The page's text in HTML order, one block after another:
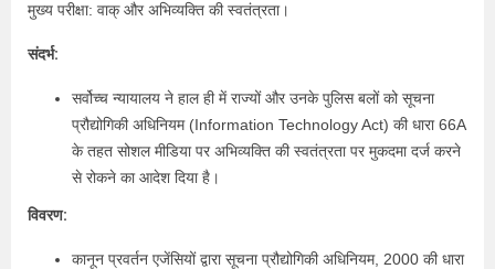
मुख्य परीक्षा: वाक् और अभिव्यक्ति की स्वतंत्रता।
संदर्भ:
सर्वोच्च न्यायालय ने हाल ही में राज्यों और उनके पुलिस बलों को सूचना
प्रौद्योगिकी अधिनियम (Information Technology Act) की धारा 66A
के तहत सोशल मीडिया पर अभिव्यक्ति की स्वतंत्रता पर मुकदमा दर्ज करने
से रोकने का आदेश दिया है।
विवरण:
कानून प्रवर्तन एजेंसियों द्वारा सूचना प्रौद्योगिकी अधिनियम, 2000 की धारा